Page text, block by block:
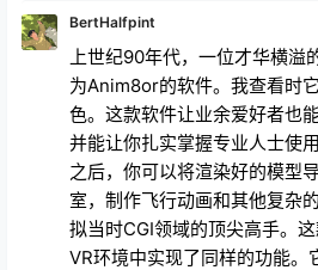
BertHalfpint
上世纪90年代，一位才华横溢
为Anim8or的软件。我查看时
色。这款软件让业余爱好者也
并能让你扎实掌握专业人士使
之后，你可以将渲染好的模型
室，制作飞行动画和其他复杂
拟当时CGI领域的顶尖高手。
VR环境中实现了同样的功能。